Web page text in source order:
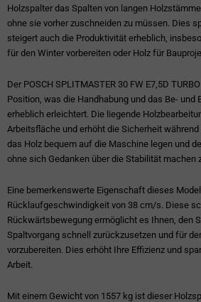
Holzspalter das Spalten von langen
ohne sie vorher zuschneiden zu müssen. Dies
steigert auch die Produktivität erheblich,
für den Winter vorbereiten oder Holz für
Der POSCH SPLITMASTER 30 FW E7,5D
Position, was die Handhabung und das Be- und
erheblich erleichtert. Die liegende
Arbeitsfläche und erhöht die Sicherheit
das Holz bequem auf die Maschine legen und
ohne sich Gedanken über die Stabilität machen
Eine bemerkenswerte Eigenschaft dieses
Rücklaufgeschwindigkeit von 38 cm/s. Diese
Rückwärtsbewegung ermöglicht es Ihnen, den
Spaltvorgang schnell zurückzusetzen und für
vorzubereiten. Dies erhöht Ihre Effizienz und
Arbeit.
Mit einem Gewicht von 1557 kg ist dieser